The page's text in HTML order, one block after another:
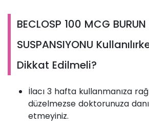
BECLOSP 100 MCG BURUN
SUSPANSIYONU
Dikkat Edilmeli?
İlacı 3 hafta kullanmanıza
düzelmezse doktorunuza
etmeyiniz.